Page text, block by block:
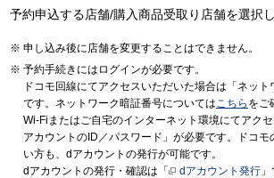
予約申込する店舗/購入商品受取り店舗を選択し
申し込み後に店舗を変更することはできません。
予約手続きにはログインが必要です。
ドコモ回線にてアクセスいただいた場合は「ネッ
です。ネットワーク暗証番号についてはこちら をご
Wi-Fiまたはご自宅のインターネット環境にてアク
アカウントのID／パスワード」が必要です。ドコモ
い方も、dアカウントの発行が可能です。
dアカウントの発行・確認は「
dアカウント発行